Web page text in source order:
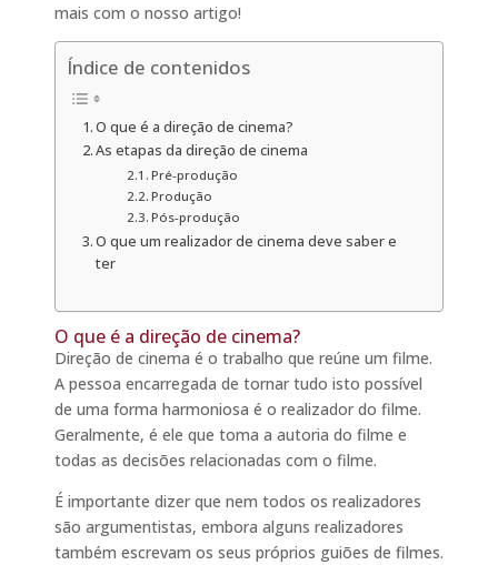
mais com o nosso artigo!
Índice de contenidos
O que é a direção de cinema?
As etapas da direção de cinema
Pré-produção
Produção
Pós-produção
O que um realizador de cinema deve saber e
ter
O que é a direção de cinema?
Direção de cinema é o trabalho que reúne um filme.
A pessoa encarregada de tornar tudo isto possível
de uma forma harmoniosa é o realizador do filme.
Geralmente, é ele que toma a autoria do filme e
todas as decisões relacionadas com o filme.
É importante dizer que nem todos os realizadores
são argumentistas, embora alguns realizadores
também escrevam os seus próprios guiões de filmes.